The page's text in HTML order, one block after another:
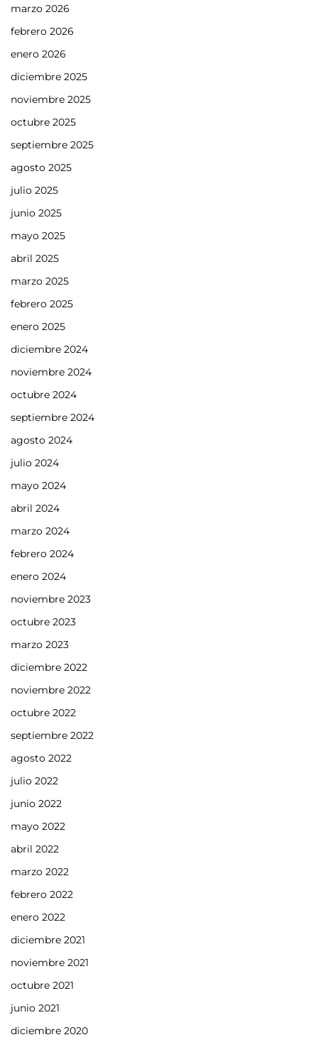
marzo 2026
febrero 2026
enero 2026
diciembre 2025
noviembre 2025
octubre 2025
septiembre 2025
agosto 2025
julio 2025
junio 2025
mayo 2025
abril 2025
marzo 2025
febrero 2025
enero 2025
diciembre 2024
noviembre 2024
octubre 2024
septiembre 2024
agosto 2024
julio 2024
mayo 2024
abril 2024
marzo 2024
febrero 2024
enero 2024
noviembre 2023
octubre 2023
marzo 2023
diciembre 2022
noviembre 2022
octubre 2022
septiembre 2022
agosto 2022
julio 2022
junio 2022
mayo 2022
abril 2022
marzo 2022
febrero 2022
enero 2022
diciembre 2021
noviembre 2021
octubre 2021
junio 2021
diciembre 2020